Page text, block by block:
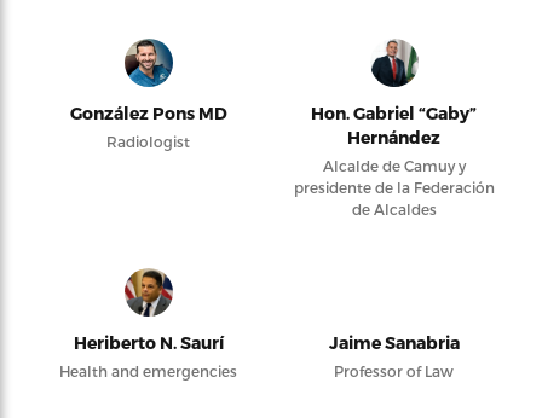
González Pons MD
Radiologist
Hon. Gabriel “Gaby”
Hernández
Alcalde de Camuy y
presidente de la Federación
de Alcaldes
Heriberto N. Saurí
Health and emergencies
Jaime Sanabria
Professor of Law